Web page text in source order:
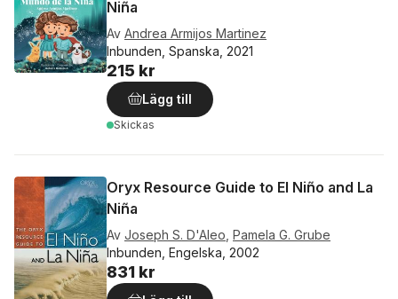
Niña
Av Andrea Armijos Martinez
Inbunden, Spanska, 2021
215 kr
Lägg till
Skickas
Oryx Resource Guide to El Niño and La
Niña
Av Joseph S. D'Aleo Pamela G. Grube
Inbunden, Engelska, 2002
831 kr